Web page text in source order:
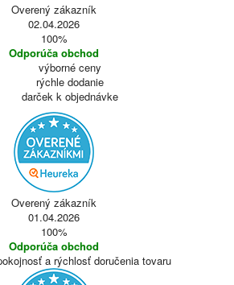
Overený zákazník
02.04.2026
100%
Odporúča obchod
výborné ceny
rýchle dodanie
darček k objednávke
Overený zákazník
01.04.2026
100%
Odporúča obchod
a rýchlosť doručenia tovaru